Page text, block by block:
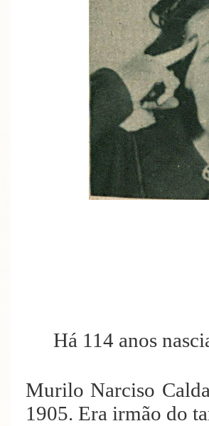
Há 114 anos
Murilo Narciso
1905. Era irmão do